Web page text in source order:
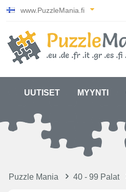
www.PuzzleMania.fi
UUTISET MYYNTI
Puzzle Mania 40 - 99 Palat